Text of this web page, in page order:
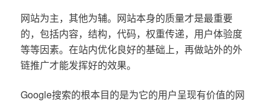
网站为主，其他为辅。网站本身的质量才是最重要
的，包括内容，结构，代码，权重传递，用户体验度
等等因素。在站内优化良好的基础上，再做站外的外
链推广才能发挥好的效果。
Google搜索的根本目的是为它的用户呈现有价值的网